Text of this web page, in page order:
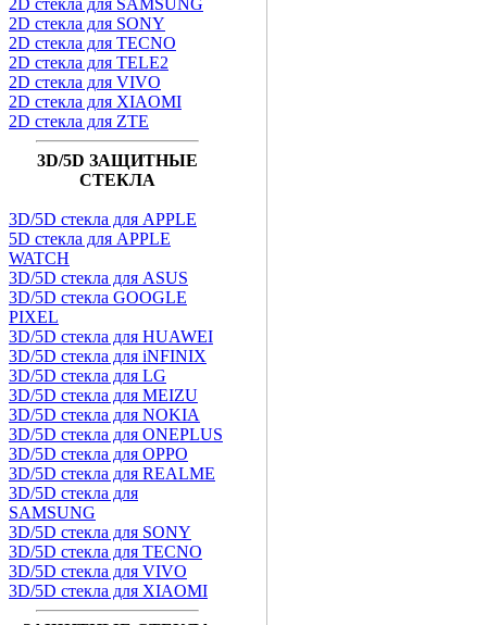
2D стекла для SAMSUNG
2D стекла для SONY
2D стекла для TECNO
2D стекла для TELE2
2D стекла для VIVO
2D стекла для XIAOMI
2D стекла для ZTE
3D/5D ЗАЩИТНЫЕ
СТЕКЛА
3D/5D стекла для APPLE
5D стекла для APPLE
WATCH
3D/5D стекла для ASUS
3D/5D стекла GOOGLE
PIXEL
3D/5D стекла для HUAWEI
3D/5D стекла для iNFINIX
3D/5D стекла для LG
3D/5D стекла для MEIZU
3D/5D стекла для NOKIA
3D/5D стекла для ONEPLUS
3D/5D стекла для OPPO
3D/5D стекла для REALME
3D/5D стекла для
SAMSUNG
3D/5D стекла для SONY
3D/5D стекла для TECNO
3D/5D стекла для VIVO
3D/5D стекла для XIAOMI